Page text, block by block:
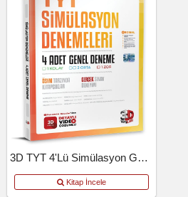
3D TYT 4'lü Simülasyon Genel Deneme
Kitap İncele